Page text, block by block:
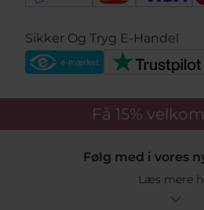
Sikker Og Tryg E-Handel
Få 15%
Følg med i vores
Læs mere